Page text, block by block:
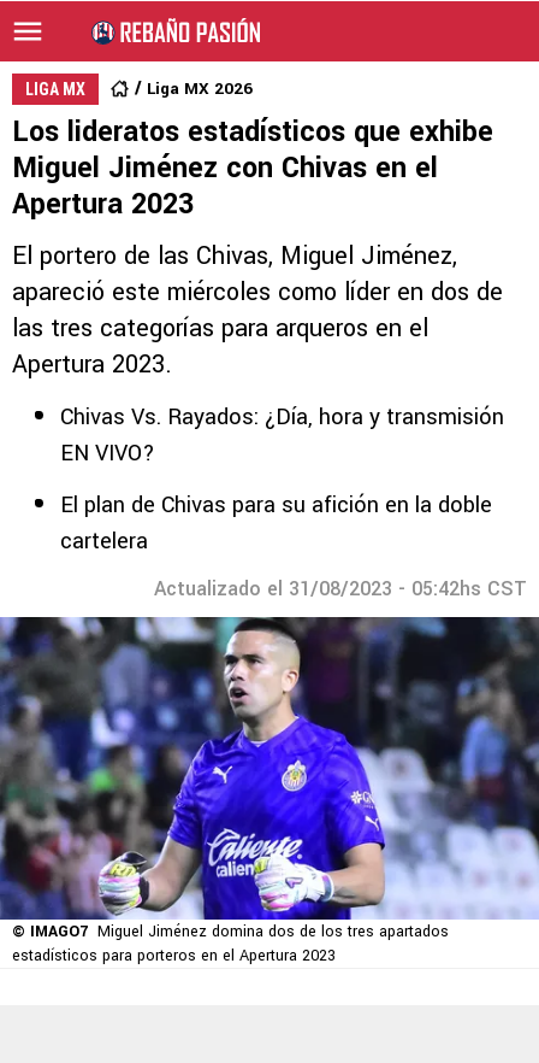
LIGA MX Liga MX 2026
Los lideratos estadísticos que exhibe
Miguel Jiménez con Chivas en el
Apertura 2023
El portero de las Chivas, Miguel Jiménez,
apareció este miércoles como líder en dos de
las tres categorías para arqueros en el
Apertura 2023.
Chivas Vs. Rayados: ¿Día, hora y transmisión
EN VIVO?
El plan de Chivas para su afición en la doble
cartelera
Actualizado el 31/08/2023 - 05:42hs CST
© IMAGO7 Miguel Jiménez domina dos de los tres apartados
estadísticos para porteros en el Apertura 2023